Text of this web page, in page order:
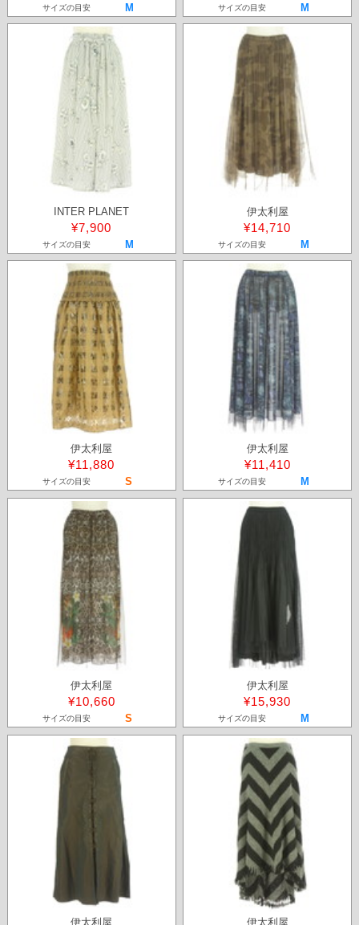
サイズの目安 M サイズの目安 M
INTER PLANET
¥7,900
サイズの目安 M
伊太利屋
¥14,710
サイズの目安 M
伊太利屋
¥11,880
サイズの目安 S
伊太利屋
¥11,410
サイズの目安 M
伊太利屋
¥10,660
サイズの目安 S
伊太利屋
¥15,930
サイズの目安 M
伊太利屋 伊太利屋